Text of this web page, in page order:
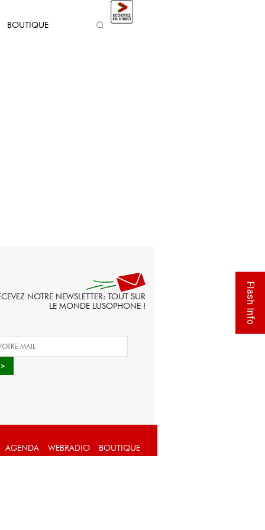
BOUTIQUE
NOTRE NEWSLETTER: TOUT SUR
LE MONDE LUSOPHONE !
AGENDA WEBRADIO BOUTIQUE
Flash Info